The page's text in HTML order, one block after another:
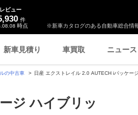
※新車カタログのある自動車総合情
ビュー
件
時点
新車見積り 車買取 ニュース
の中古車 日産 エクストレイル 2.0 AUTECH iパッケー
ジ ハイブリッ